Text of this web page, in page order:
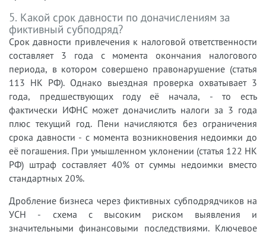
5. Какой срок давности по доначислениям за
фиктивный субподряд?
Срок давности привлечения к налоговой ответственности
составляет 3 года с момента окончания налогового
периода, в котором совершено правонарушение (статья
113 НК РФ). Однако выездная проверка охватывает 3
года, предшествующих году её начала, - то есть
фактически ИФНС может доначислить налоги за 3 года
плюс текущий год. Пени начисляются без ограничения
срока давности - с момента возникновения недоимки до
её погашения. При умышленном уклонении (статья 122 НК
РФ) штраф составляет 40% от суммы недоимки вместо
стандартных 20%.
Дробление бизнеса через фиктивных субподрядчиков на
УСН - схема с высоким риском выявления и
значительными финансовыми последствиями. Ключевое